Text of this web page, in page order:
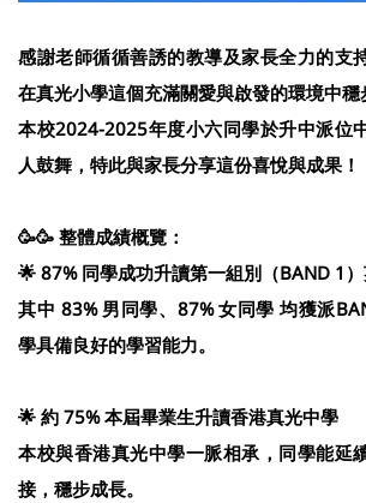
感謝老師循循善誘的教導及家長全力的支
在真光小學這個充滿關愛與啟發的環境中
本校2024-2025年度小六同學於升中派位
人鼓舞，特此與家長分享這份喜悅與成果！
🥳🥳 整體成績概覽：
🌟 87% 同學成功升讀第一組別（BAND 1
其中 83% 男同學、87% 女同學 均獲派
學具備良好的學習能力。
🌟 約 75% 本屆畢業生升讀香港真光中學
本校與香港真光中學一脈相承，同學能延
接，穩步成長。